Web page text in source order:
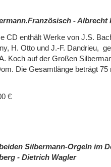
- Albrecht
CD enthält Werke von J.S.
H. Otto und J.-F. Dandrieu,
Koch auf der Großen
Die Gesamtlänge beträgt 75
€
Silbermann-Orgeln im
- Dietrich Wagler